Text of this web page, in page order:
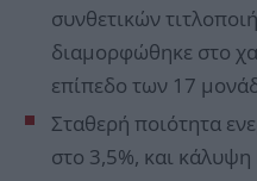
συνθετικών
διαμορφώθηκε στο
επίπεδο των 17
Σταθερή ποιότητα
στο 3,5%, και κάλυψη